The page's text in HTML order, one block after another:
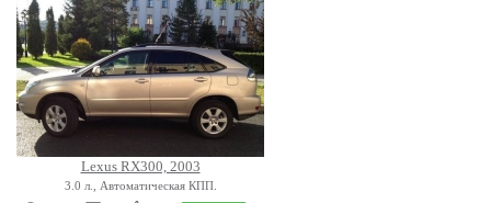
Lexus RX300, 2003
3.0 л., Автоматическая КПП.